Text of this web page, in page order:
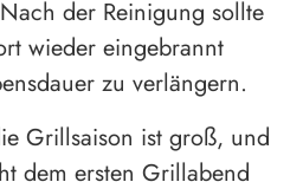
der Reinigung sollte
wieder eingebrannt
zu verlängern.
Grillsaison ist groß, und
dem ersten Grillabend